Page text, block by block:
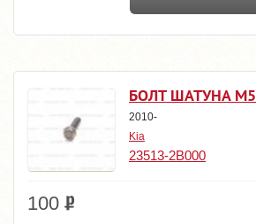
БОЛТ ШАТУНА М5
2010-
Kia
23513-2B000
100